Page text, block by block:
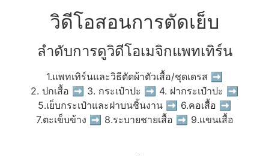
วิดีโอสอนการตัดเย็บ
ลำดับการดูวิดีโอเมจิกแพทเทิร์น
1.แพทเทิร์นและวิธีตัดผ้าตัวเสื้อ/ชุดเดรส ➡
2. ปกเสื้อ ➡ 3. กระเป๋าปะ ➡ 4. ฝากระเป๋าปะ ➡
5.เย็บกระเป๋าและฝาบนชิ้นงาน ➡ 6.คอเสื้อ ➡
7.ตะเข็บข้าง ➡ 8.ระบายชายเสื้อ ➡ 9.แขนเสื้อ